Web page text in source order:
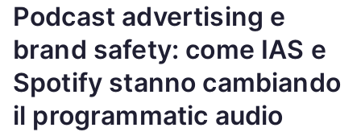
Podcast advertising e
brand safety: come IAS e
Spotify stanno cambiando
il programmatic audio